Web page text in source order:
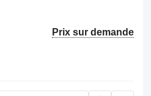
Prix sur demande